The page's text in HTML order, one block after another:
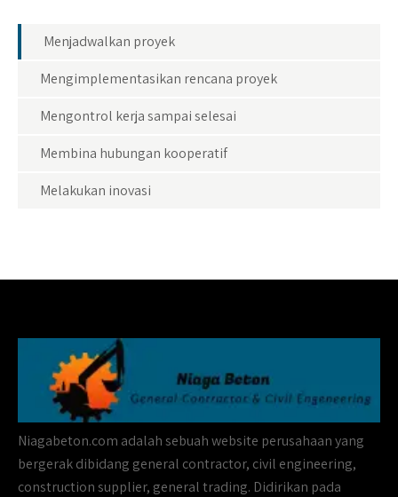
Menjadwalkan proyek
Mengimplementasikan rencana proyek
Mengontrol kerja sampai selesai
Membina hubungan kooperatif
Melakukan inovasi
Niagabeton.com adalah sebuah website perusahaan yang
bergerak dibidang general contractor, civil engineering,
construction supplier, general trading. Didirikan pada